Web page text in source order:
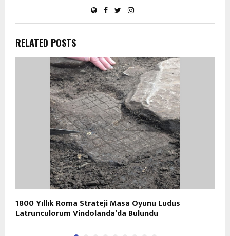
RELATED POSTS
1800 Yıllık Roma Strateji Masa Oyunu Ludus
Latrunculorum Vindolanda’da Bulundu